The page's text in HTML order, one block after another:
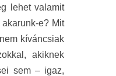
lehet valamit
e? Mit
kíváncsiak
akiknek
sem – igaz,